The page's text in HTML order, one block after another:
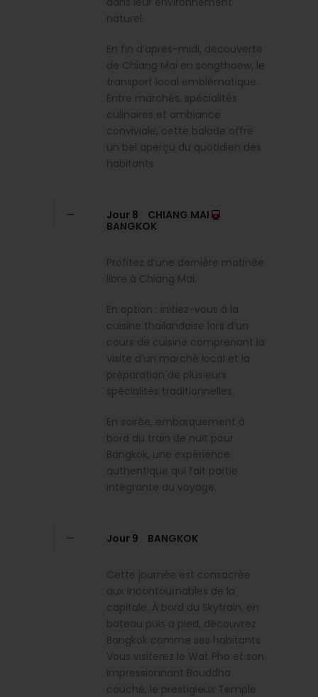
naturel.
En fin d’après-midi, découverte
de Chiang Mai en songthaew, le
transport local emblématique.
Entre marchés, spécialités
culinaires et ambiance
conviviale, cette balade offre
un bel aperçu du quotidien des
habitants.
Jour 8
CHIANG MAI
BANGKOK
Profitez d’une dernière matinée
libre à Chiang Mai.
En option : initiez-vous à la
cuisine thaïlandaise lors d’un
cours de cuisine comprenant la
visite d’un marché local et la
préparation de plusieurs
spécialités traditionnelles.
En soirée, embarquement à
bord du train de nuit pour
Bangkok, une expérience
authentique qui fait partie
intégrante du voyage.
Jour 9 BANGKOK
Cette journée est consacrée
aux incontournables de la
capitale. À bord du Skytrain, en
bateau puis à pied, découvrez
Bangkok comme ses habitants.
Vous visiterez le Wat Pho et son
impressionnant Bouddha
couché, le prestigieux Temple